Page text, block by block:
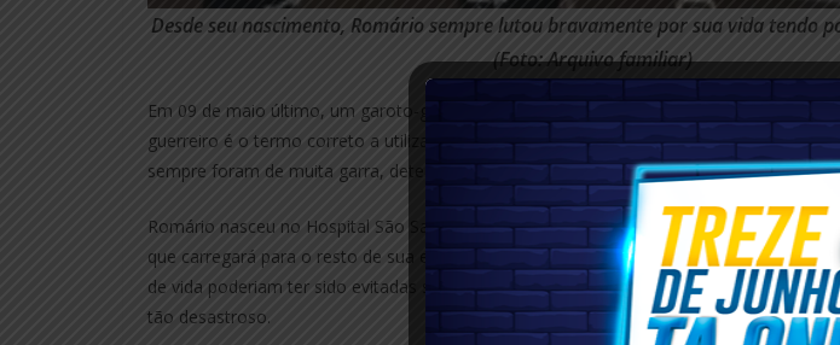
Desde seu nascimento, Romário sempre lutou bravamente por sua vida tendo
(Foto: Arquivo familiar)
Em 09 de maio último, um garoto-guerreiro de nome Romário completou 09 anos de
guerreiro é o termo correto a utilizar ao mencionar o nome dessa criança, pois desde
sempre foram de muita garra, determinação e, também, dificuldades pelas barreiras
Romário nasceu no Hospital São Salvador de parto normal, infelizmente apresentando
que carregará para o resto de sua existência, sendo que algumas situações verificadas
de vida poderiam ter sido evitadas se o atendimento médico que lhe foi oferecido não
tão desastroso.